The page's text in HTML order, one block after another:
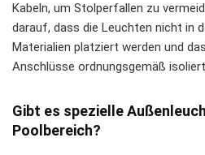
Kabeln, um Stolperfallen zu
darauf, dass die Leuchten nicht in
Materialien platziert werden und
Anschlüsse ordnungsgemäß
Gibt es spezielle
Poolbereich?